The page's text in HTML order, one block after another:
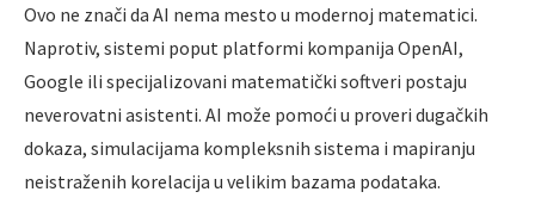
Ovo ne znači da AI nema mesto u modernoj matematici.
Naprotiv, sistemi poput platformi kompanija OpenAI,
Google ili specijalizovani matematički softveri postaju
neverovatni asistenti. AI može pomoći u proveri dugačkih
dokaza, simulacijama kompleksnih sistema i mapiranju
neistraženih korelacija u velikim bazama podataka.